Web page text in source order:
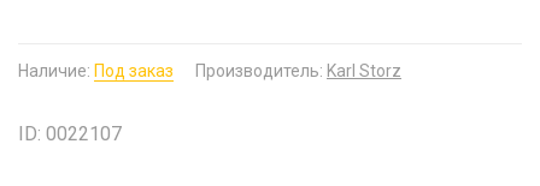
Наличие: Под заказ Производитель: Karl Storz
ID: 0022107